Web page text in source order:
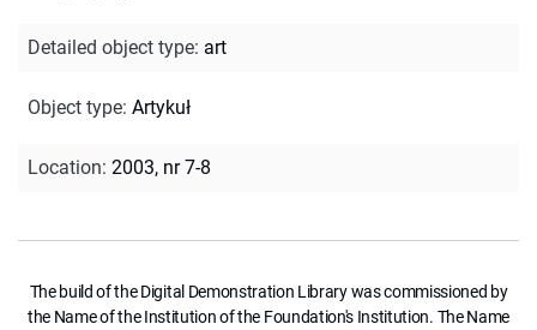
Detailed object type: art
Object type: Artykuł
Location: 2003, nr 7-8
The build of the Digital Demonstration Library was commissioned by
the Name of the Institution of the Foundation's Institution. The Name